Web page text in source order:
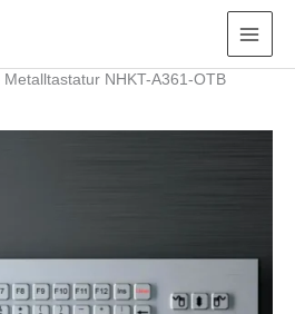
Metalltastatur NHKT-A361-OTB